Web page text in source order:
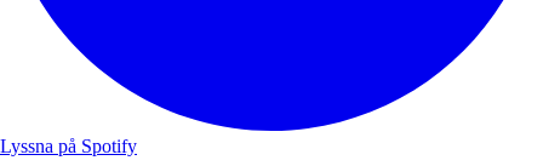
Lyssna på Spotify